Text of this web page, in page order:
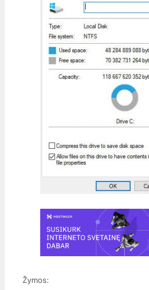
Žymos: